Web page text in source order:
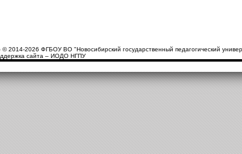
© 2014-2026 ФГБОУ ВО "Новосибирский государственный педагогический
сайта – ИОДО НГПУ